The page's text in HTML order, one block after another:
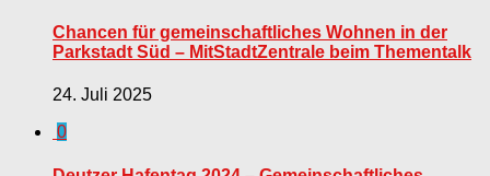
Chancen für gemeinschaftliches Wohnen in der
Parkstadt Süd – MitStadtZentrale beim Thementalk
24. Juli 2025
0